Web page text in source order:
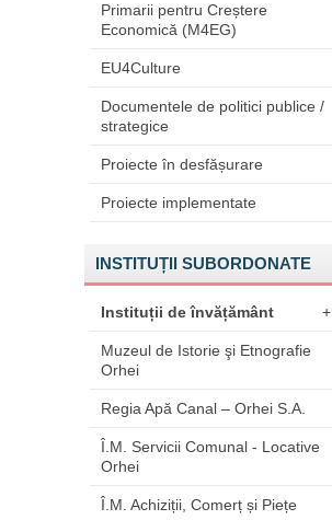
Primarii pentru Creștere
Economică (M4EG)
EU4Culture
Documentele de politici publice /
strategice
Proiecte în desfășurare
Proiecte implementate
INSTITUȚII SUBORDONATE
Instituții de învățământ +
Muzeul de Istorie şi Etnografie
Orhei
Regia Apă Canal – Orhei S.A.
Î.M. Servicii Comunal - Locative
Orhei
Î.M. Achiziții, Comerț și Piețe